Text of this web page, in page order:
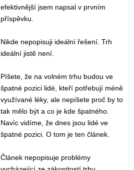
efektivnější jsem napsal v prvním
příspěvku.
Nikde nepopisuji ideální řešení. Trh
ideální jistě není.
Píšete, že na volném trhu budou ve
špatné pozici lidé, kteří potřebují méně
využívané léky, ale nepíšete proč by to
tak mělo být a co je kde špatného.
Navíc vidíme, že dnes jsou lidé ve
špatné pozici. O tom je ten článek.
Článek nepopisuje problémy